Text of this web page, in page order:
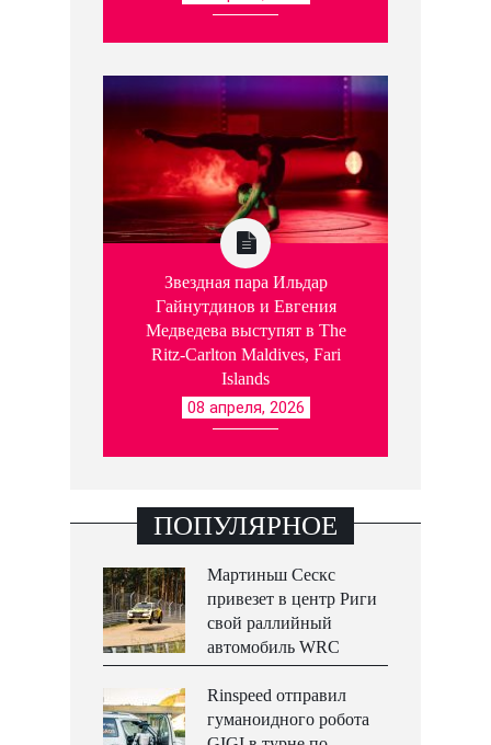
Звездная пара Ильдар
Гайнутдинов и Евгения
Медведева выступят в The
Ritz-Carlton Maldives, Fari
Islands
08 апреля, 2026
ПОПУЛЯРНОЕ
Мартиньш Сескс
привезет в центр Риги
свой раллийный
автомобиль WRC
Rinspeed отправил
гуманоидного робота